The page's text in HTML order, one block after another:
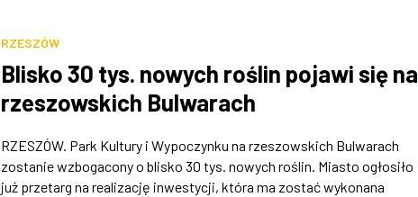
RZESZÓW
Blisko 30 tys. nowych roślin pojawi się na
rzeszowskich Bulwarach
RZESZÓW. Park Kultury i Wypoczynku na rzeszowskich Bulwarach
zostanie wzbogacony o blisko 30 tys. nowych roślin. Miasto ogłosiło
już przetarg na realizację inwestycji, która ma zostać wykonana